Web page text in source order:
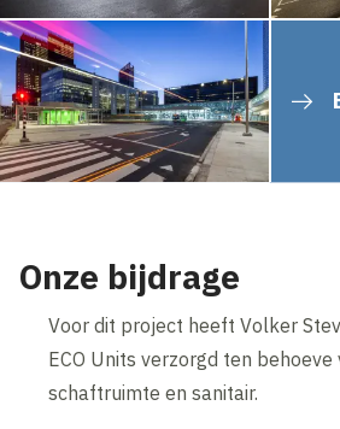
Onze bijdrage
Voor dit project heeft Volker
ECO Units verzorgd ten
schaftruimte en sanitair.